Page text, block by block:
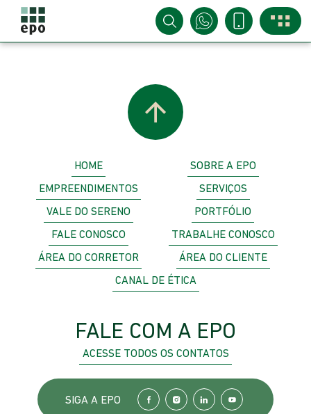
HOME
SOBRE A EPO
EMPREENDIMENTOS
SERVIÇOS
VALE DO SERENO
PORTFÓLIO
FALE CONOSCO
TRABALHE CONOSCO
ÁREA DO CORRETOR
ÁREA DO CLIENTE
CANAL DE ÉTICA
FALE COM A EPO
ACESSE TODOS OS CONTATOS
SIGA A EPO